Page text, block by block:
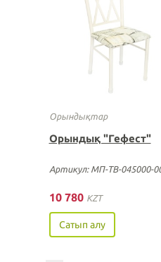
Орындықтар
Орындық "Гефест"
Артикул: МП-ТВ-045000-
10 780 KZT
Сатып алу